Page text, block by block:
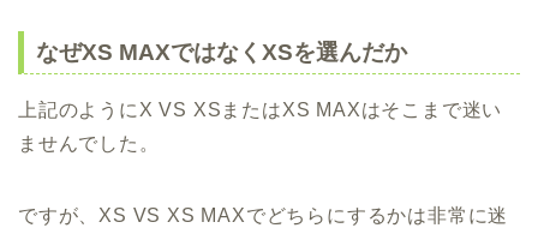
なぜXS MAXではなくXSを選んだか
上記のようにX VS XSまたはXS MAXはそこまで迷い
ませんでした。
ですが、XS VS XS MAXでどちらにするかは非常に迷